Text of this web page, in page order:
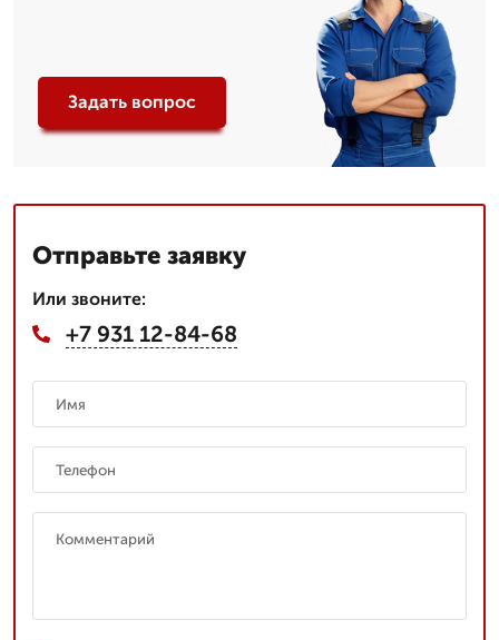
Задать вопрос
Отправьте заявку
Или звоните:
+7 931 12-84-68